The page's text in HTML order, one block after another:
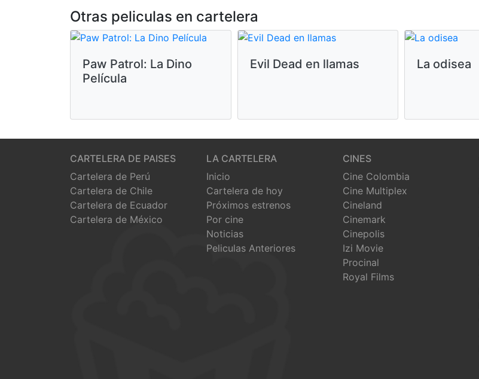
Otras peliculas en cartelera
Paw Patrol: La Dino
Película
Evil Dead en llamas La odisea
CARTELERA DE PAISES
Cartelera de Perú
Cartelera de Chile
Cartelera de Ecuador
Cartelera de México
LA CARTELERA
Inicio
Cartelera de hoy
Próximos estrenos
Por cine
Noticias
Peliculas Anteriores
CINES
Cine Colombia
Cine Multiplex
Cineland
Cinemark
Cinepolis
Izi Movie
Procinal
Royal Films